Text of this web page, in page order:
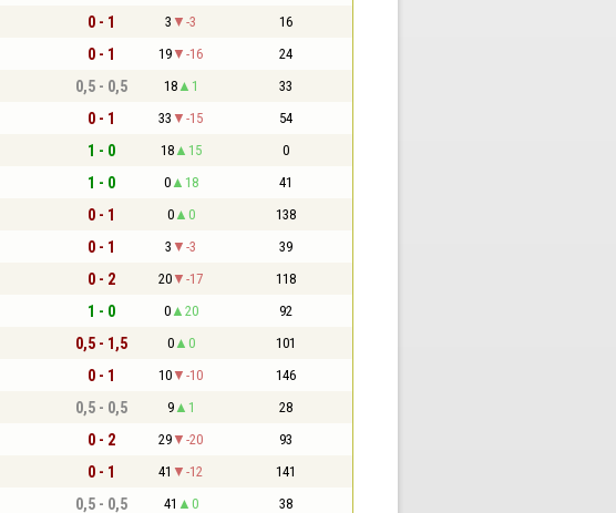
0 - 1 3 -3 16
0 - 1 19 -16 24
0,5 - 0,5 18 1 33
0 - 1 33 -15 54
1 - 0 18 15 0
1 - 0 0 18 41
0 - 1 0 0 138
0 - 1 3 -3 39
0 - 2 20 -17 118
1 - 0 0 20 92
0,5 - 1,5 0 0 101
0 - 1 10 -10 146
0,5 - 0,5 9 1 28
0 - 2 29 -20 93
0 - 1 41 -12 141
0,5 - 0,5 41 0 38